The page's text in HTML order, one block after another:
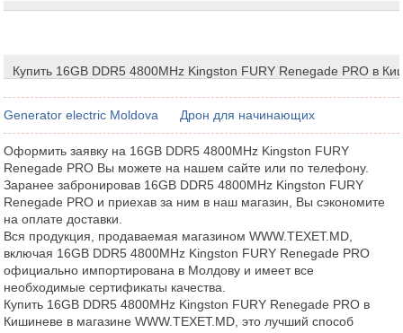
Купить 16GB DDR5 4800MHz Kingston FURY Renegade PRO в
Generator electric Moldova Дрон для начинающих
Оформить заявку на 16GB DDR5 4800MHz Kingston FURY
Renegade PRO Вы можете на нашем сайте или по телефону.
Заранее забронировав 16GB DDR5 4800MHz Kingston FURY
Renegade PRO и приехав за ним в наш магазин, Вы сэкономите
на оплате доставки.
Вся продукция, продаваемая магазином WWW.TEXET.MD,
включая 16GB DDR5 4800MHz Kingston FURY Renegade PRO
официально импортирована в Молдову и имеет все
необходимые сертификаты качества.
Купить 16GB DDR5 4800MHz Kingston FURY Renegade PRO в
Кишиневе в магазине WWW.TEXET.MD, это лучший способ